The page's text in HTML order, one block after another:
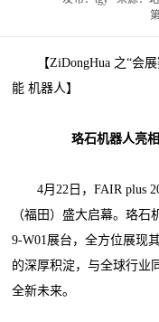
【ZiDongHua 之“会展
能 机器人】
珞石机器人亮相
4月22日，FAIR plus
（福田）盛大启幕。珞
9-W01展台，全方位展现
的深厚积淀，与全球行业
全新未来。